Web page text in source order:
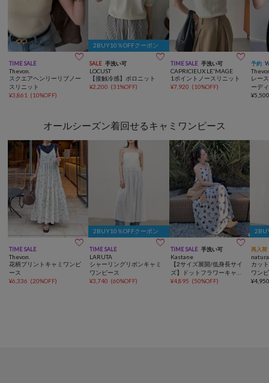
TIME SALE 
Thevon.
スクエアヘンリーリブノー
スリニット
¥3,861 (10%OFF)
2BUY10％OFFクーポン
SALE 手洗い可 
LOCUST
【接触冷感】ポロニット
¥2,200 (31%OFF)
TIME SALE 手洗い可 
CAPRICIEUX LE'MAGE
1ポイントノースリニット
¥7,920 (10%OFF)
予約
レー
ーデ
¥
オールシーズン着回せるキャミワンピース
TIME SALE 
Thevon.
花柄プリントキャミワンピ
ース
¥6,336 (20%OFF)
2BUY10％OFFクーポン
TIME SALE 
LARUTA
シャーリングリボンキャミ
ワンピース
¥3,740 (60%OFF)
TIME SALE 手洗い可 
Kastane
【2サイズ展開/低身長サイ
ズ】ドットフラワーキャミ
ワンピース
¥4,895 (50%OFF)
再入荷
カッ
ワン
¥